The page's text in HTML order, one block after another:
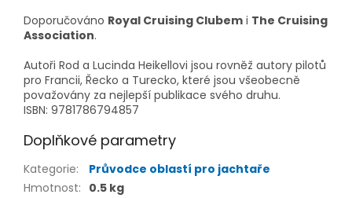
Doporučováno Royal Cruising Clubem i The Cruising
Association.
Autoři Rod a Lucinda Heikellovi jsou rovněž autory pilotů
pro Francii, Řecko a Turecko, které jsou všeobecně
považovány za nejlepší publikace svého druhu.
ISBN: 9781786794857
Doplňkové parametry
Kategorie:
Průvodce oblastí pro jachtaře
Hmotnost: 0.5 kg